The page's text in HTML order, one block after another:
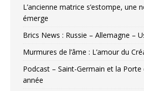
L’ancienne matrice s’estompe, une
émerge
Brics News : Russie – Allemagne –
Murmures de l’âme : L’amour du
Podcast – Saint-Germain et la
année